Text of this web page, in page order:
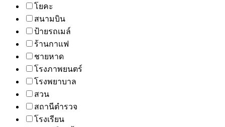
โยคะ
สนามบิน
ป้ายรถเมล์
ร้านกาแฟ
ชายหาด
โรงภาพยนตร์
โรงพยาบาล
สวน
สถานีตำรวจ
โรงเรียน